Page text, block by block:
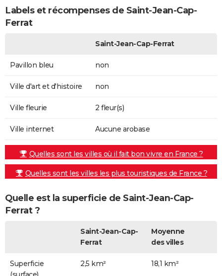
Labels et récompenses de Saint-Jean-Cap-
Ferrat
Saint-Jean-Cap-Ferrat
Pavillon bleu non
Ville d'art et d'histoire non
Ville fleurie 2 fleur(s)
Ville internet Aucune arobase
Quelles sont les villes où il fait bon vivre en France ?
Quelles sont les villes les plus touristiques de France ?
Quelle est la superficie de Saint-Jean-Cap-
Ferrat ?
Saint-Jean-Cap-
Ferrat
Moyenne
des villes
Superficie
2,5 km² 18,1 km²